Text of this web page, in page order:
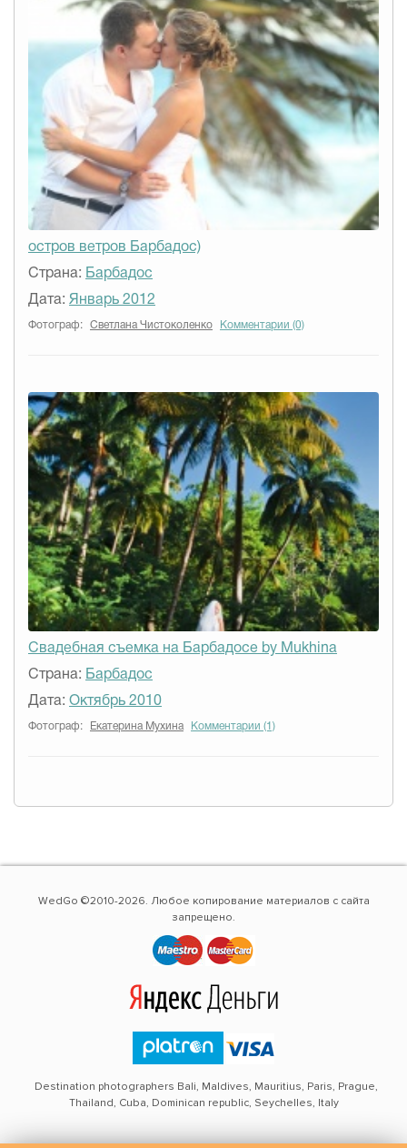
остров ветров Барбадос)
Страна: Барбадос
Дата: Январь 2012
Фотограф: Светлана Чистоколенко Комментарии (0)
Свадебная съемка на Барбадосе by Mukhina
Страна: Барбадос
Дата: Октябрь 2010
Фотограф: Екатерина Мухина Комментарии (1)
WedGo ©2010-2026. Любое копирование материалов с сайта
запрещено.
Destination photographers Bali, Maldives, Mauritius, Paris, Prague,
Thailand, Cuba, Dominican republic, Seychelles, Italy